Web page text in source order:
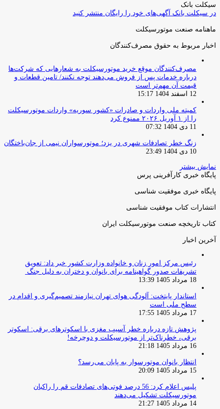
سیکلت بانک
در سیکلت بانک آگهی‌های خود را رایگان منتشر کنید
ماهنامه صنعت موتورسیکلت
اخبار مربوط به حقوق مصرف‌کنندگان
مصرف‌کنندگان موقع خرید موتورسیکلت به شعارهایی که شرکت‌ها
درباره خدمات پس از فروش می‌دهند توجه نکنند/ تامین قطعات و
قیمت آن مهم‌تر است
12 اسفند 1404 15:17
کمیته ملی واردات و صادرات «کشور سوریه» واردات موتورسیکلت
را از ۱ آوریل ۲۰۲۶ ممنوع کرد
11 دی 1404 07:32
زنگ خطر تصادفات شهری در یزد؛ موتورسواران نیمی از جان‌باختگان
10 دی 1404 23:49
نمایش بیشتر
پایگاه خبری کارآفرینی پرس
پایگاه خبری موفقیت شناسی
انتشارات کتاب موفقیت شناسی
کتاب تاریخچه صنعت موتورسیکلت ایران
آخرین اخبار
رئیس مرکز امور زنان و خانواده وزارت کشور خبر داد: تعویق
تشریفات صدور گواهینامه برای بانوان و دختران به دلیل جنگ
18 مرداد 1405 13:39
استاندار پایتخت: آلودگی هوای تهران نیازمند تصمیم‌گیری و اقدام در
سطح ملی است
17 مرداد 1405 17:55
پژوهش تازه درباره خطر آسیب مغزی با اسکوترهای برقی: اسکوتر
برقی، خطرناک‌تر از موتورسیکلت و دوچرخه!
16 مرداد 1405 21:18
انتظار بانوان موتورسوار به پایان می‌رسد؟
15 مرداد 1405 20:09
پلیس اعلام کرد: 56 درصد فوتی‌های تصادفات قم را راکبان
موتورسیکلت تشکیل می‌دهند
14 مرداد 1405 21:27